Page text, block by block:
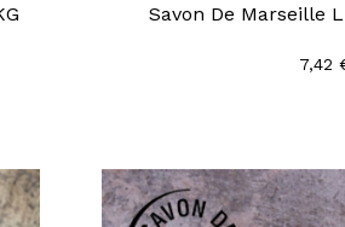
Savon De Marseille
7,42